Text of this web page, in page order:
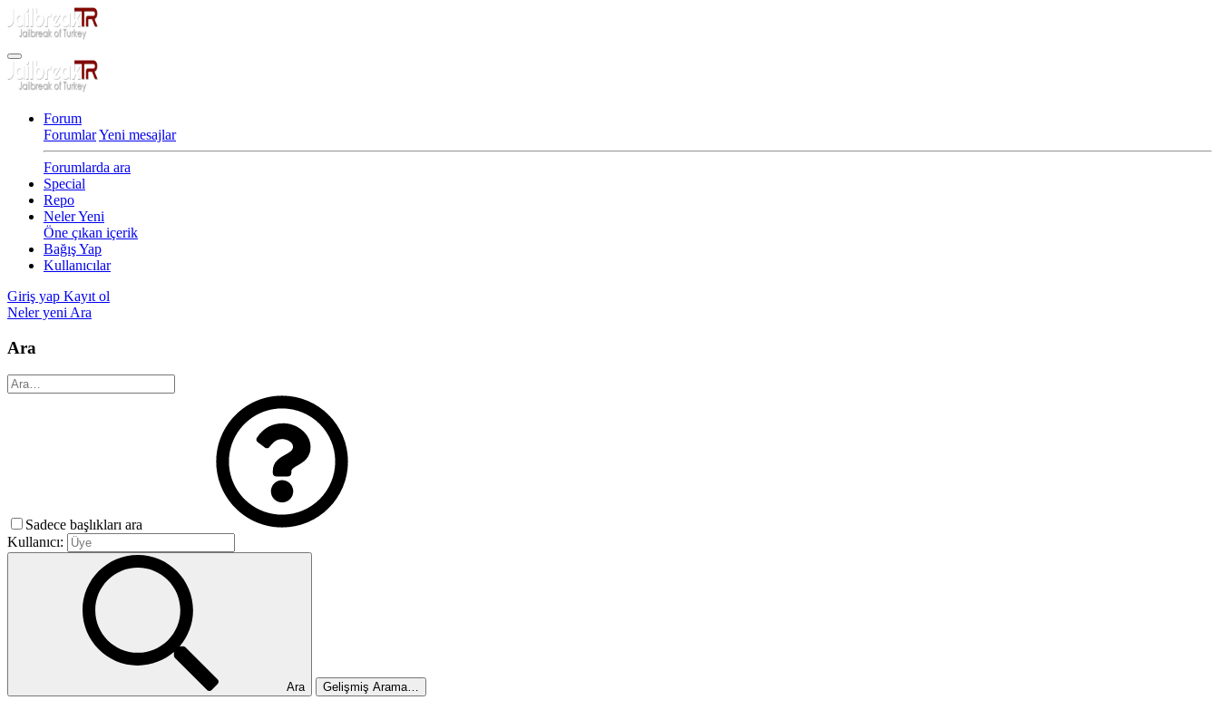
Forum
ForumlarYeni mesajlar
Forumlarda ara
Special
Repo
Neler Yeni
Öne çıkan içerik
Bağış Yap
Kullanıcılar
Giriş yap Kayıt ol
Neler yeni Ara
Ara
Sadece başlıkları ara
Kullanıcı:
Ara Gelişmiş Arama…